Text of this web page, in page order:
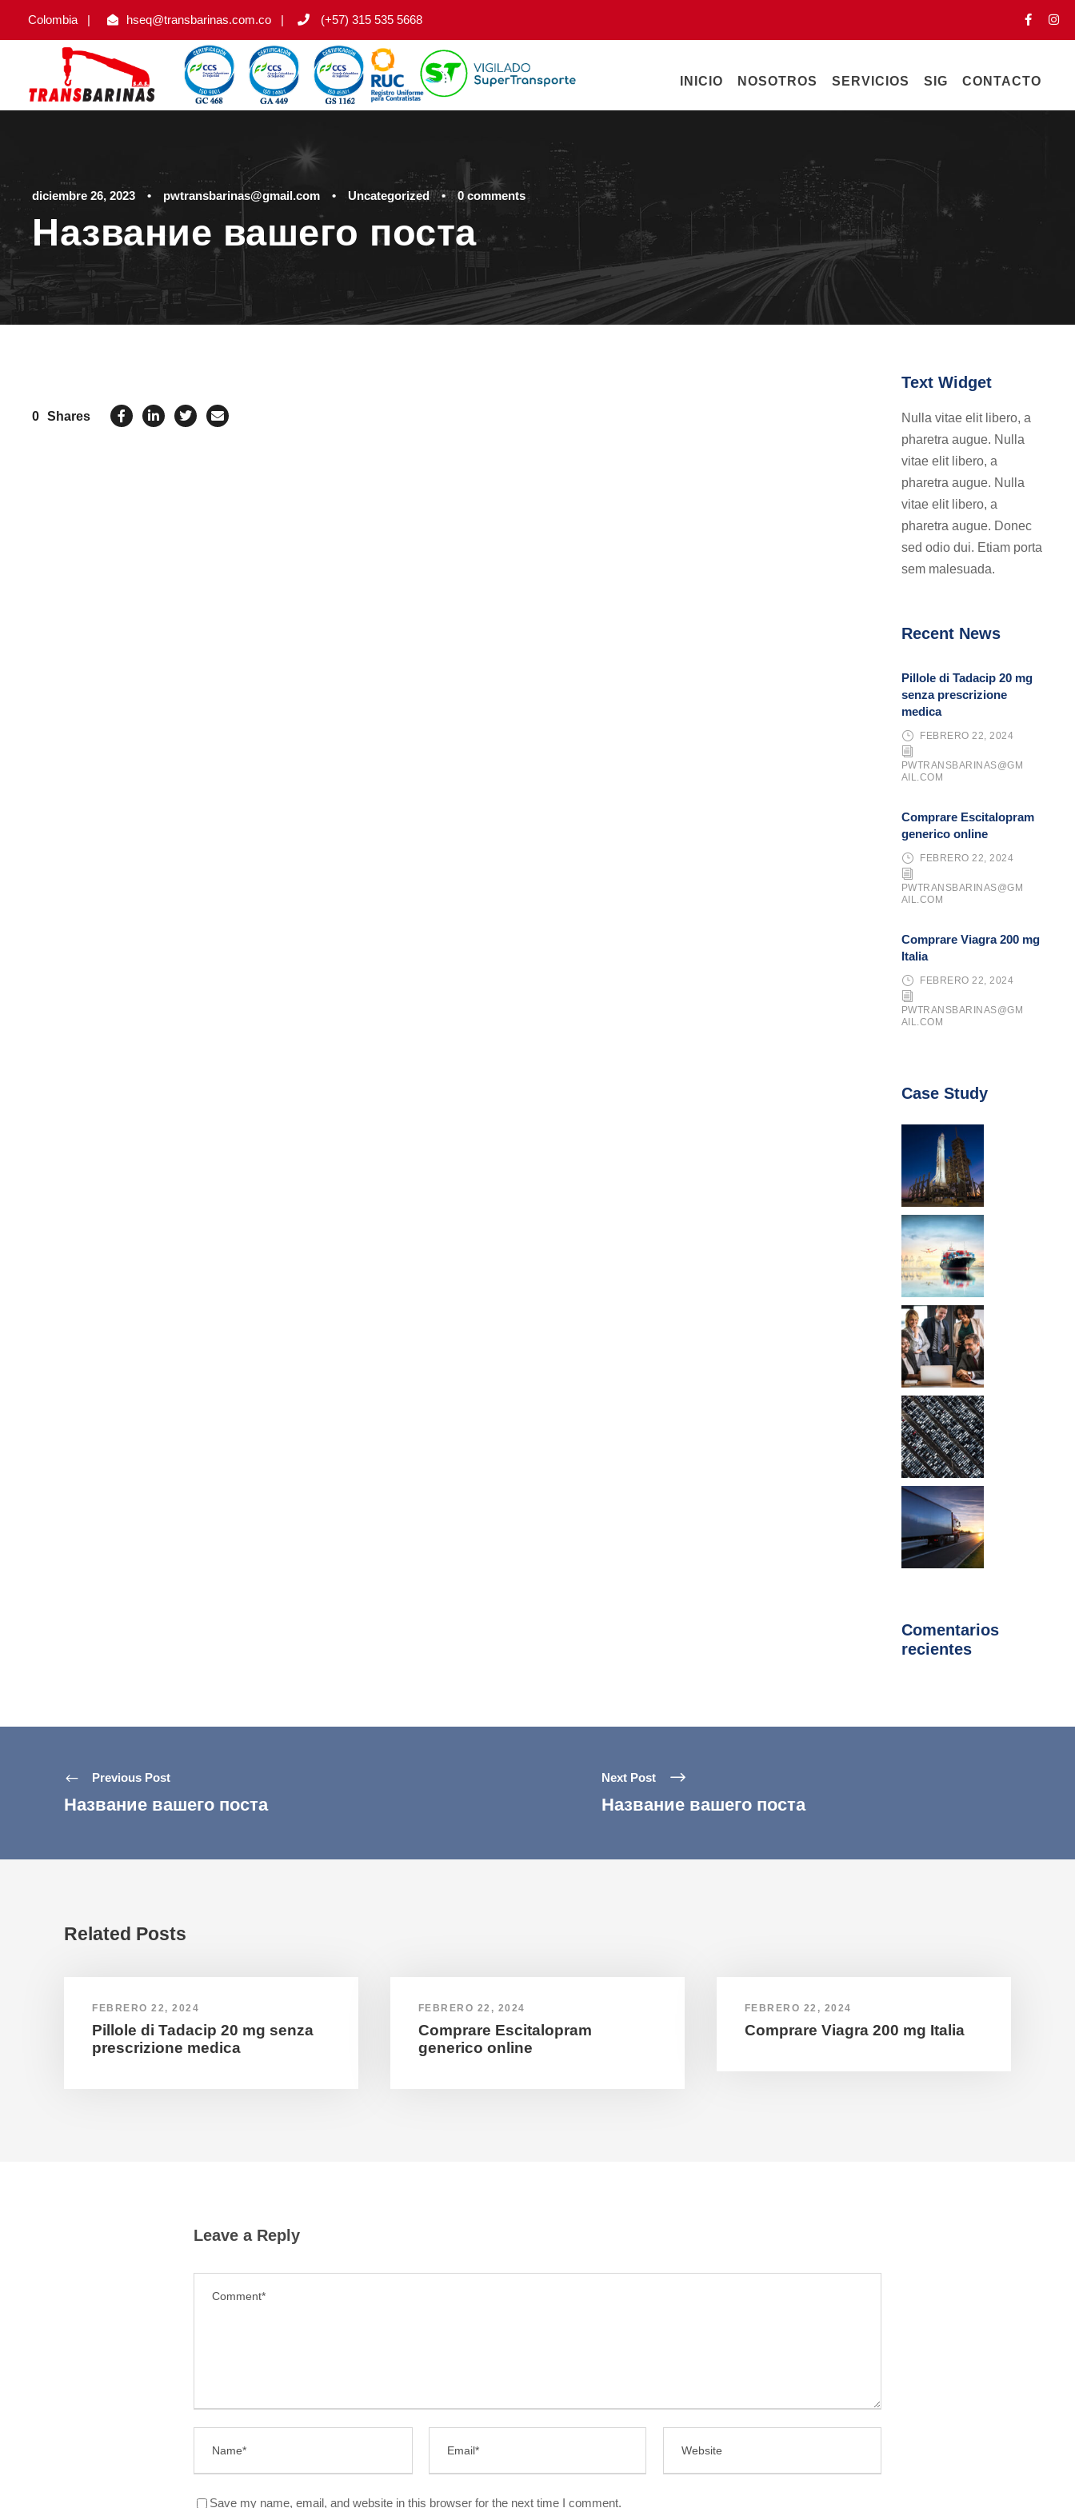
Colombia | hseq@transbarinas.com.co | (+57) 315 535 5668
INICIO NOSOTROS SERVICIOS SIG CONTACTO
diciembre 26, 2023 • pwtransbarinas@gmail.com • Uncategorized • 0 comments
Название вашего поста
0 Shares
Text Widget
Nulla vitae elit libero, a
pharetra augue. Nulla
vitae elit libero, a
pharetra augue. Nulla
vitae elit libero, a
pharetra augue. Donec
sed odio dui. Etiam porta
sem malesuada.
Recent News
Pillole di Tadacip 20 mg
senza prescrizione
medica
FEBRERO 22, 2024
PWTRANSBARINAS@GM
AIL.COM
Comprare Escitalopram
generico online
FEBRERO 22, 2024
PWTRANSBARINAS@GM
AIL.COM
Comprare Viagra 200 mg
Italia
FEBRERO 22, 2024
PWTRANSBARINAS@GM
AIL.COM
Case Study
Comentarios
recientes
Previous Post
Название вашего поста
Next Post
Название вашего поста
Related Posts
FEBRERO 22, 2024
Pillole di Tadacip 20 mg senza
prescrizione medica
FEBRERO 22, 2024
Comprare Escitalopram
generico online
FEBRERO 22, 2024
Comprare Viagra 200 mg Italia
Leave a Reply
Save my name, email, and website in this browser for the next time I comment.